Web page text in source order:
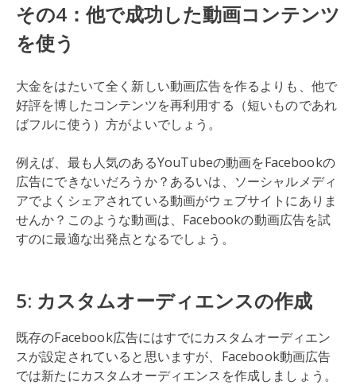
その4：他で成功した動画コンテンツ
を使う
大金をはたいて全く新しい動画広告を作るよりも、他で
好評を博したコンテンツを再利用する（短いものであれ
ばフルに使う）方がよいでしょう。
例えば、最も人気のあるYouTubeの動画をFacebookの
広告にできないだろうか？あるいは、ソーシャルメディ
アでよくシェアされている動画がウェブサイトにありま
せんか？このような動画は、Facebookの動画広告を試
すのに最適な出発点となるでしょう。
5: カスタムオーディエンスの作成
既存のFacebook広告にはすでにカスタムオーディエン
スが設定されていると思いますが、Facebook動画広告
では新たにカスタムオーディエンスを作成しましょう。